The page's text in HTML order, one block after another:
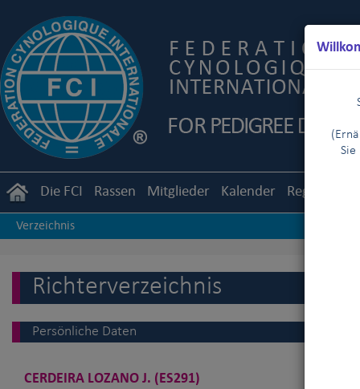
Die FCI Rassen Mitglieder Kalender Reglemente
Verzeichnis
Richterverzeichnis
Persönliche Daten
CERDEIRA LOZANO J. (ES291)